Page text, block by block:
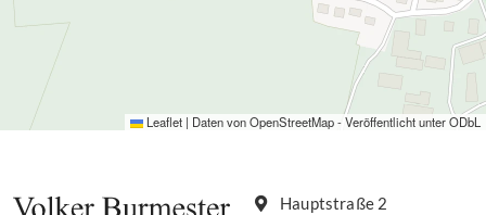
Leaflet | Daten vonOpenStreetMap- Veröffentlicht unterODbL
Hauptstraße 2